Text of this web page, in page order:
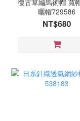
曬帽729586
NT$680